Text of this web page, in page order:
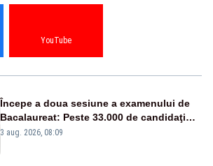
YouTube
Începe a doua sesiune a examenului de
Bacalaureat: Peste 33.000 de candidaţi
înscrişi
3 aug. 2026, 08:09